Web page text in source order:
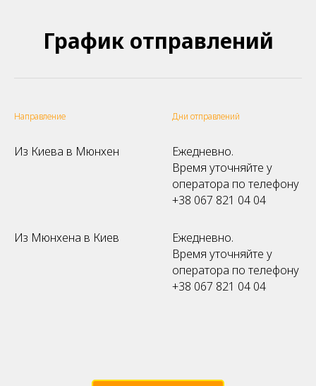
График отправлений
Направление Дни отправлений
Из Киева в Мюнхен
Ежедневно.
Время уточняйте у
оператора по телефону
+38 067 821 04 04
Из Мюнхена в Киев
Ежедневно.
Время уточняйте у
оператора по телефону
+38 067 821 04 04